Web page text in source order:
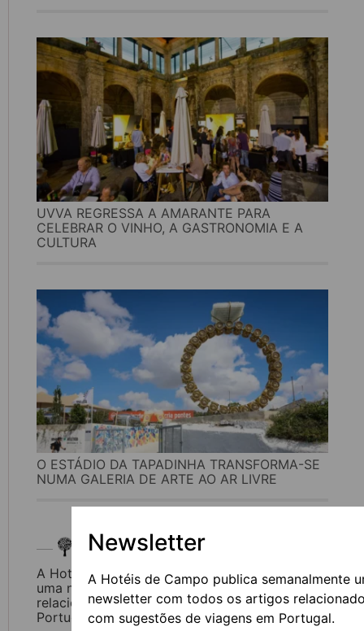
Newsletter
A Hotéis de Campo publica semanalmente
newsletter com todos os artigos
com sugestões de viagens em Portugal.
UVVA REGRESSA A AMARANTE PARA
CELEBRAR O VINHO, A GASTRONOMIA E A
CULTURA
O ESTÁDIO DA TAPADINHA TRANSFORMA-SE
NUMA GALERIA DE ARTE AO AR LIVRE
Newsletter
A Hotéis de Campo publica semanalmente
uma newsletter com todos os artigos
relacionados com sugestões de viagens em
Portugal.